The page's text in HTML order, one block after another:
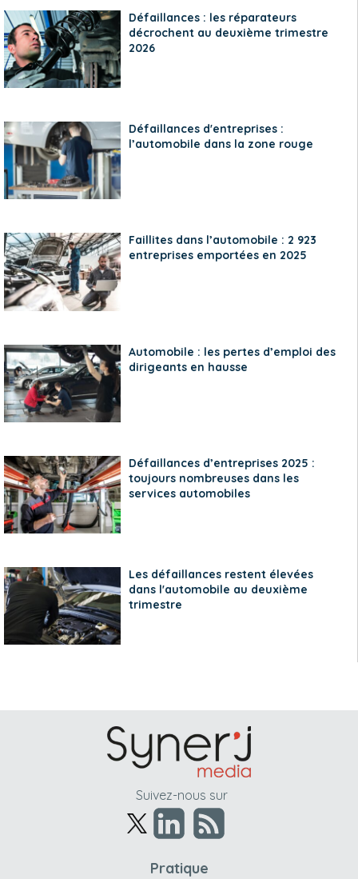
Défaillances : les réparateurs
décrochent au deuxième trimestre
2026
Défaillances d'entreprises :
l’automobile dans la zone rouge
Faillites dans l’automobile : 2 923
entreprises emportées en 2025
Automobile : les pertes d’emploi des
dirigeants en hausse
Défaillances d’entreprises 2025 :
toujours nombreuses dans les
services automobiles
Les défaillances restent élevées
dans l'automobile au deuxième
trimestre
Suivez-nous sur
Pratique